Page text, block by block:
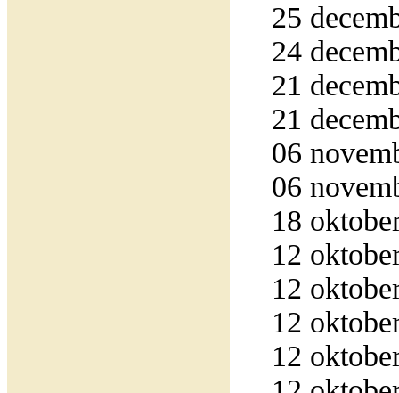
25
24
21
21
06
06
18
12
12
12
12